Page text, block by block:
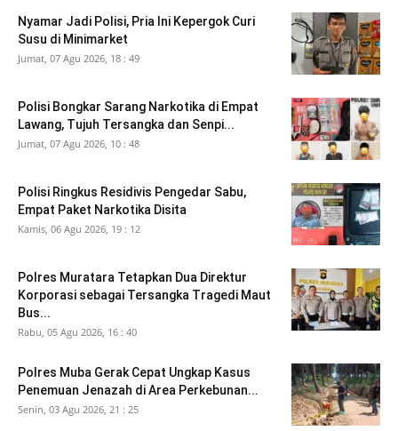
Nyamar Jadi Polisi, Pria Ini Kepergok Curi
Susu di Minimarket
Jumat, 07 Agu 2026, 18 : 49
Polisi Bongkar Sarang Narkotika di Empat
Lawang, Tujuh Tersangka dan Senpi...
Jumat, 07 Agu 2026, 10 : 48
Polisi Ringkus Residivis Pengedar Sabu,
Empat Paket Narkotika Disita
Kamis, 06 Agu 2026, 19 : 12
Polres Muratara Tetapkan Dua Direktur
Korporasi sebagai Tersangka Tragedi Maut
Bus...
Rabu, 05 Agu 2026, 16 : 40
Polres Muba Gerak Cepat Ungkap Kasus
Penemuan Jenazah di Area Perkebunan...
Senin, 03 Agu 2026, 21 : 25